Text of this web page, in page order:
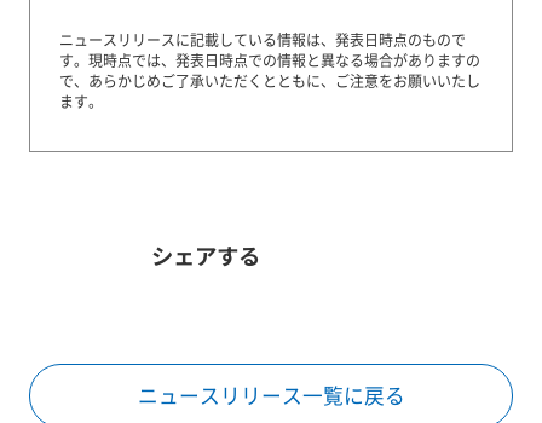
ニュースリリースに記載している情報は、発表日時点のもので
す。 現時点では、発表日時点での情報と異なる場合がありますの
で、あらかじめご了承いただくとともに、ご注意をお願いいたし
ます。
シェアする
ニュースリリース一覧に戻る